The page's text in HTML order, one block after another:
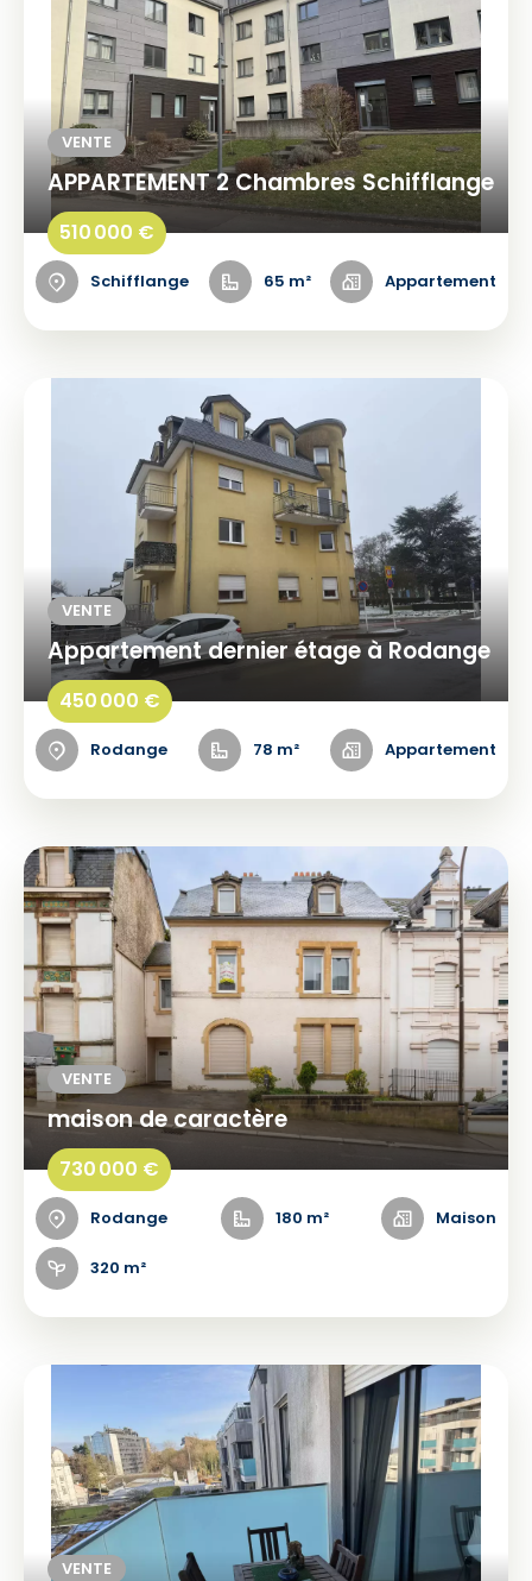
VENTE
APPARTEMENT 2 Chambres Schifflange
510 000 €
Schifflange 65 m² Appartement
VENTE
Appartement dernier étage à Rodange
450 000 €
Rodange 78 m² Appartement
VENTE
maison de caractère
730 000 €
Rodange 180 m² Maison
320 m²
VENTE